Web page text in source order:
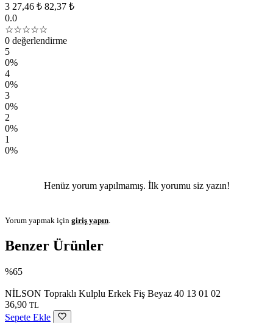
3 27,46 ₺ 82,37 ₺
0.0
☆☆☆☆☆
0 değerlendirme
5
0%
4
0%
3
0%
2
0%
1
0%
Henüz yorum yapılmamış. İlk yorumu siz yazın!
Yorum yapmak için giriş yapın
Benzer Ürünler
%65
NİLSON Topraklı Kulplu Erkek Fiş Beyaz 40 13 01 02
36,90 TL
Sepete Ekle